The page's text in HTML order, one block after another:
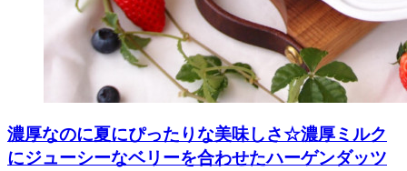
濃厚なのに夏にぴったりな美味しさ☆濃厚ミルク
にジューシーなベリーを合わせたハーゲンダッツ